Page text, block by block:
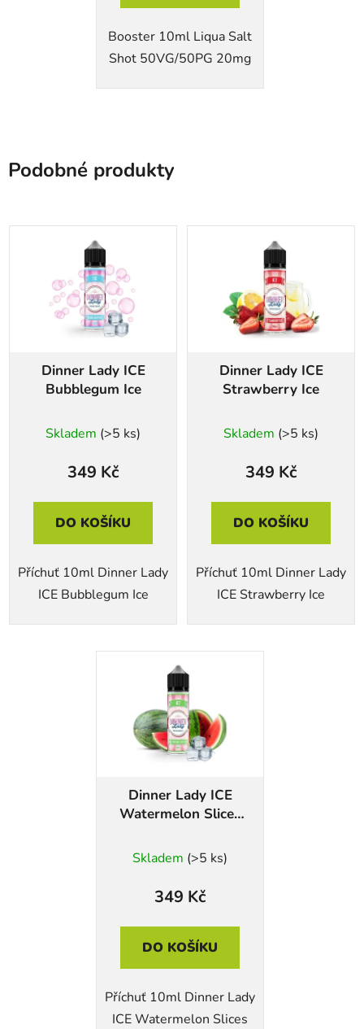
Booster 10ml Liqua Salt
Shot 50VG/50PG 20mg
Podobné produkty
Dinner Lady ICE
Bubblegum Ice
Skladem (>5 ks)
349 Kč
DO KOŠÍKU
Příchuť 10ml Dinner Lady
ICE Bubblegum Ice
Dinner Lady ICE
Strawberry Ice
Skladem (>5 ks)
349 Kč
DO KOŠÍKU
Příchuť 10ml Dinner Lady
ICE Strawberry Ice
Dinner Lady ICE
Watermelon Slices
Skladem (>5 ks)
349 Kč
DO KOŠÍKU
Příchuť 10ml Dinner Lady
ICE Watermelon Slices